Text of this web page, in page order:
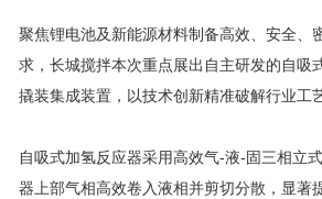
聚焦锂电池及新能源材料制备高效、安全、
求，长城搅拌本次重点展出自主研发的自吸
撬装集成装置，以技术创新精准破解行业工
自吸式加氢反应器采用高效气-液-固三相立
器上部气相高效卷入液相并剪切分散，显著